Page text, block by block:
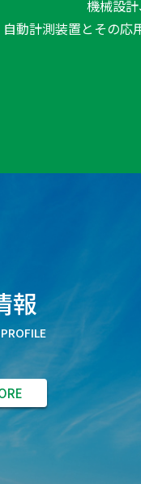
機械設
自動計測装置とその応
報